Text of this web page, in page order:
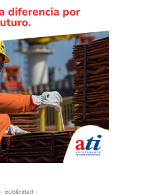
- publicidad -